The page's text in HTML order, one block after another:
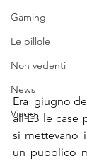
Gaming
Le pillole
Non vedenti
News
Viaggi
Era  giugno
all’E3 le
si mettevano
un pubblico